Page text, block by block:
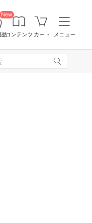
New
品コンテンツ カート メニュー